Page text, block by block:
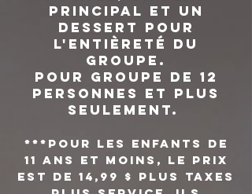
principal et un
dessert pour
l'entièreté du
gr oupe.
Pour groupe de 12
personnes et plus
seulement.
***Pour les enfants de
11 ans et moins, le prix
est de 14,99 $ plus taxes